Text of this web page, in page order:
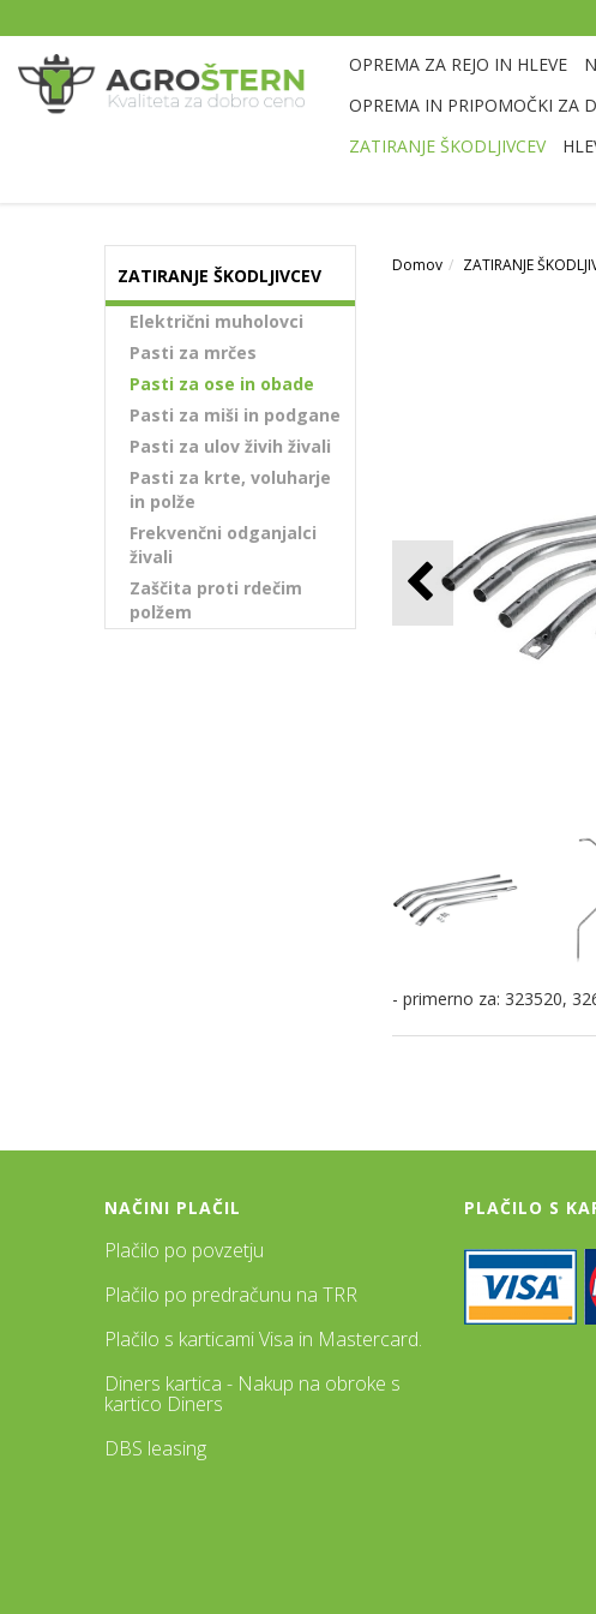
OPREMA ZA REJO IN HLEVE
OPREMA IN PRIPOMOČKI ZA
ZATIRANJE ŠKODLJIVCEV
ZATIRANJE ŠKODLJIVCEV
Električni muholovci
Pasti za mrčes
Pasti za ose in obade
Pasti za miši in podgane
Pasti za ulov živih živali
Pasti za krte, voluharje
in polže
Frekvenčni odganjalci
živali
Zaščita proti rdečim
polžem
Domov ZATIRANJE
- primerno za: 323520,
NAČINI PLAČIL
Plačilo po povzetju
Plačilo po predračunu na TRR
Plačilo s karticami Visa in Mastercard.
Diners kartica - Nakup na obroke s
kartico Diners
DBS leasing
PLAČILO S